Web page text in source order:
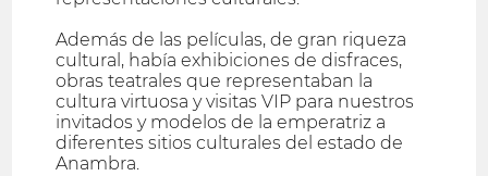
Además de las películas, de gran riqueza
cultural, había exhibiciones de disfraces,
obras teatrales que representaban la
cultura virtuosa y visitas VIP para nuestros
invitados y modelos de la emperatriz a
diferentes sitios culturales del estado de
Anambra.